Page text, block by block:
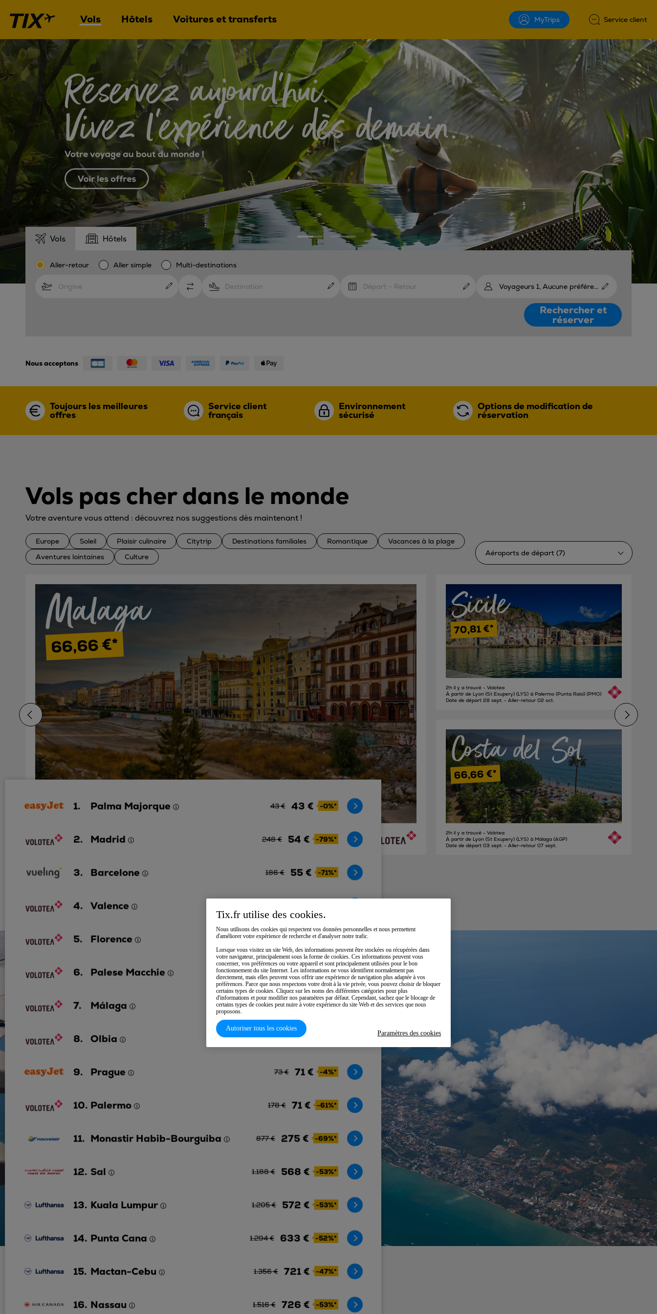
Vols Hôtels Voitures et transferts MyTrips Service client
Vols Hôtels
Aller-retour Aller simple Multi-destinations
Départ - Retour Voyageurs 1, Aucune préférence
Rechercher et
réserver
Nous acceptons
Toujours les meilleures
offres
Service client
français
Environnement
sécurisé
Options de modification de
réservation
Vols pas cher dans le monde
Votre aventure vous attend : découvrez nos suggestions dès maintenant !
Europe Soleil Plaisir culinaire Citytrip Destinations familiales Romantique
Vacances à la plage
Aventures lointaines
Culture Aéroports de départ (7)
Nice (Côte Azur) (NCE)
Bordeaux - Mérignac (BOD)
Paris Charles-de-Gaulle (CDG)
Paris Orly (ORY)
Toulouse (Blagnac) (TLS)
Malaga
66,66 €*
2h il y a trouvé - Volotea
À partir de Lyon (St Exupery) (LYS) à Málaga (AGP)
Date de départ 03 sept. - Aller-retour 07 sept.
Sicile
70,81 €*
2h il y a trouvé - Volotea
À partir de Lyon (St Exupery) (LYS) à Palermo (Punta Raisi) (PMO)
Date de départ 28 sept. - Aller-retour 02 oct.
Costa del Sol
66,66 €*
2h il y a trouvé - Volotea
À partir de Lyon (St Exupery) (LYS) à Málaga (AGP)
Date de départ 03 sept. - Aller-retour 07 sept.
1. Palma Majorque 43 € 43 € -0%*
2. Madrid 248 € 54 € -79%*
3. Barcelone 186 € 55 € -71%*
4. Valence
5. Florence 254 € 59 € -77%*
6. Palese Macchie 102 € 67 € -35%*
7. Málaga 272 € 67 € -76%*
8. Olbia 232 € 67 €
9. Prague 73 € 71 € -4%*
10. Palermo 178 € 71 € -61%*
11. Monastir Habib-Bourguiba 877 € 275 € -69%*
12. Sal 1.188 € 568 € -53%*
13. Kuala Lumpur 1.205 € 572 € -53%*
14. Punta Cana 1.294 € 633 € -52%*
15. Mactan-Cebu 1.356 € 721 € -47%*
16. Nassau 1.516 € 726 € -53%*
utilise des cookies.
Nous utilisons des cookies qui respectent vos données personnelles et nous permettent
d'améliorer votre expérience de recherche et d'analyser notre trafic.
Lorsque vous visitez un site Web, des informations peuvent être stockées ou récupérées dans
votre navigateur, principalement sous la forme de cookies. Ces informations peuvent vous
concerner, vos préférences ou votre appareil et sont principalement utilisées pour le bon
fonctionnement du site Internet. Les informations ne vous identifient normalement pas
directement, mais elles peuvent vous offrir une expérience de navigation plus adaptée à vos
préférences. Parce que nous respectons votre droit à la vie privée, vous pouvez choisir de bloquer
certains types de cookies. Cliquez sur les noms des différentes catégories pour plus
d'informations et pour modifier nos paramètres par défaut. Cependant, sachez que le blocage de
certains types de cookies peut nuire à votre expérience du site Web et des services que nous
proposons.
Autoriser tous les cookies
Paramètres des cookies